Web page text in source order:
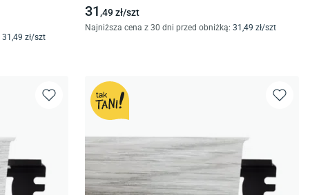
31 ,49 zł/szt
31 ,49zł/szt
Najniższa cena z 30 dni przed obniżką: 31 ,49 zł/szt